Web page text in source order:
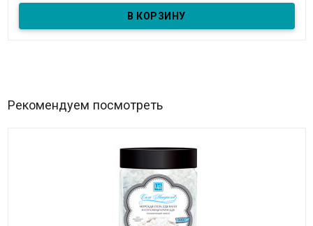
Рекомендуем посмотреть